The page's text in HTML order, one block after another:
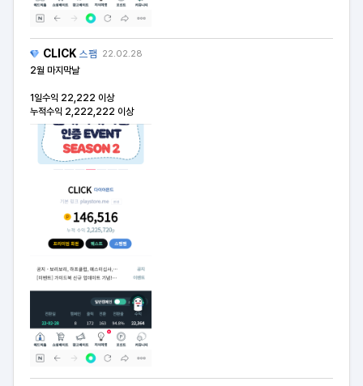
CLICK 스팸 22.02.28
2월 마지막날
1일수익 22,222 이상
누적수익 2,222,222 이상